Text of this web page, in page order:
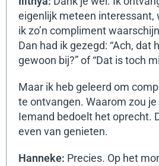
eigenlijk meteen interessant,
ik zo’n compliment
Dan had ik gezegd: “Ach, dat
gewoon bij?” of “Dat is toch
Maar ik heb geleerd om
te ontvangen. Waarom zou
Iemand bedoelt het oprecht.
even van genieten.
Hanneke: Precies. Op het